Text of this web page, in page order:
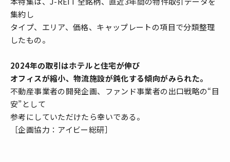
集約し
タイプ、エリア、価格、キャップレートの項目で分類整理
したもの。
2024年の取引はホテルと住宅が伸び
オフィスが縮小、物流施設が鈍化する傾向がみられた。
不動産事業者の開発企画、ファンド事業者の出口戦略の“目
安”として
参考にしていただけたら幸いである。
［企画協力：アイビー総研］